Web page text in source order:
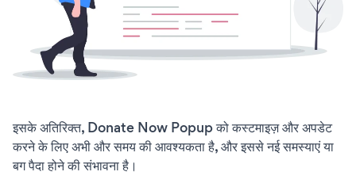
इसके अतिरिक्त, Donate Now Popup को कस्टमाइज़ और अपडेट
करने के लिए अभी और समय की आवश्यकता है, और इससे नई समस्याएं या
बग पैदा होने की संभावना है।